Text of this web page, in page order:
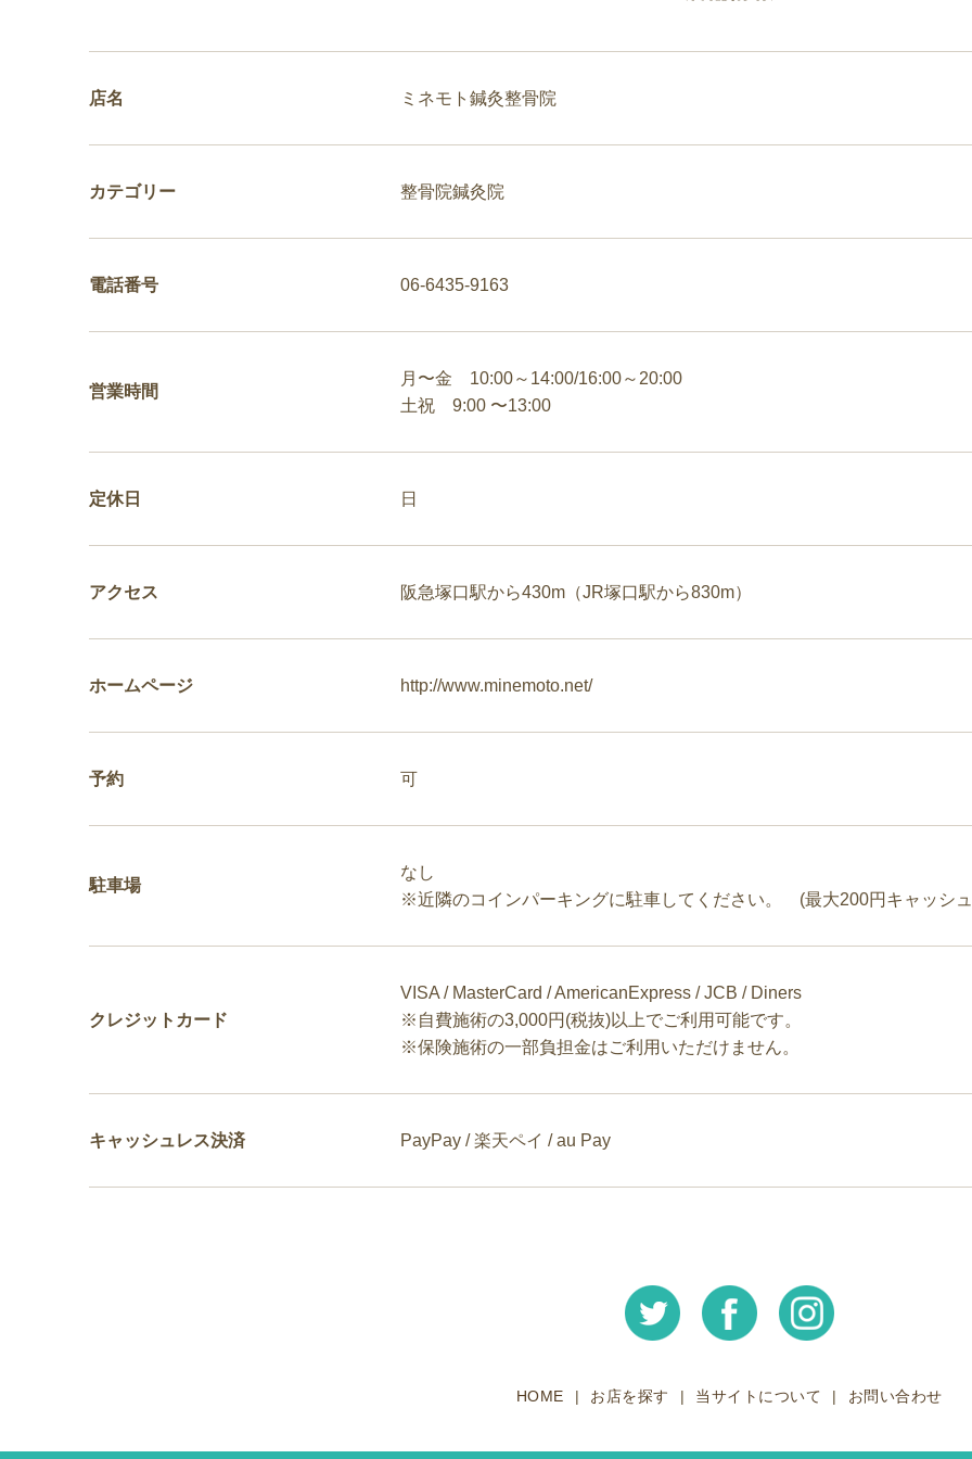
店名 ミネモト鍼灸整骨院
カテゴリー 整骨院鍼灸院
電話番号 06-6435-9163
営業時間
月〜金 10:00～14:00/16:00～20:00
土祝 9:00 〜13:00
定休日 日
アクセス 阪急塚口駅から430m（JR塚口駅から830m）
ホームページ http://www.minemoto.net/
予約 可
駐車場
なし
※近隣のコインパーキングに駐車してください。 (最大200円キャッシ
クレジットカード
VISA / MasterCard / AmericanExpress / JCB / Diners
※自費施術の3,000円(税抜)以上でご利用可能です。
※保険施術の一部負担金はご利用いただけません。
キャッシュレス決済 PayPay / 楽天ペイ / au Pay
HOME お店を探す 当サイトについて お問い合わせ